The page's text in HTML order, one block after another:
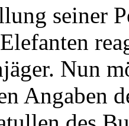
seiner
Nun
Angaben